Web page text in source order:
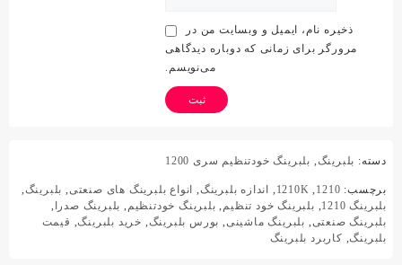
ذخیره نام، ایمیل و وبسایت من در
مرورگر برای زمانی که دوباره دیدگاهی
می‌نویسم.
دسته: بلبرینگ, بلبرینگ خودتنظیم سری 1200
برچسب: 1210
,
1210K
, اندازه بلبرینگ, انواع بلبرینگ های صنعتی, بلبرینگ,
بلبرینگ 1210
, بلبرینگ خود تنظیم , بلبرینگ خودتنظیم , بلبرینگ صدرا ,
بلبرینگ صنعتی, بلبرینگ ماشینی, بورس بلبرینگ, خرید بلبرینگ, قیمت
بلبرینگ, کاربرد بلبرینگ